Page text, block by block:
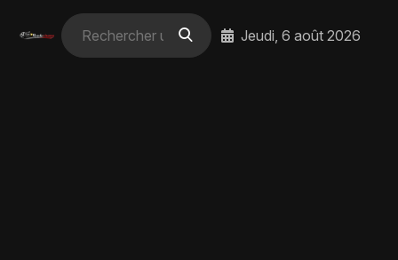
Jeudi, 6 août 2026